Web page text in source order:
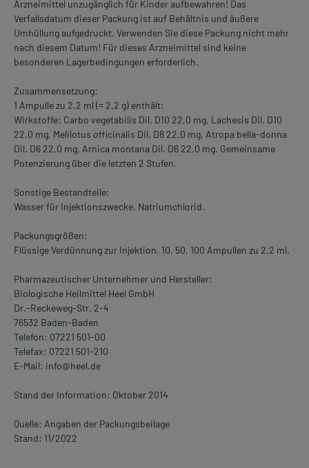
Arzneimittel unzugänglich für Kinder aufbewahren! Das
Verfallsdatum dieser Packung ist auf Behältnis und äußere
Umhüllung aufgedruckt. Verwenden Sie diese Packung nicht mehr
nach diesem Datum! Für dieses Arzneimittel sind keine
besonderen Lagerbedingungen erforderlich.
Zusammensetzung:
1 Ampulle zu 2,2 ml (= 2,2 g) enthält:
Wirkstoffe: Carbo vegetabilis Dil. D10 22,0 mg, Lachesis Dil. D10
22,0 mg, Melilotus officinalis Dil. D8 22,0 mg, Atropa bella-donna
Dil. D6 22,0 mg, Arnica montana Dil. D6 22,0 mg. Gemeinsame
Potenzierung über die letzten 2 Stufen.
Sonstige Bestandteile:
Wasser für Injektionszwecke, Natriumchlorid.
Packungsgrößen:
Flüssige Verdünnung zur Injektion. 10, 50, 100 Ampullen zu 2,2 ml.
Pharmazeutischer Unternehmer und Hersteller:
Biologische Heilmittel Heel GmbH
Dr.-Reckeweg-Str. 2-4
76532 Baden-Baden
Telefon: 07221 501-00
Telefax: 07221 501-210
E-Mail: info@heel.de
Stand der Information: Oktober 2014
Quelle: Angaben der Packungsbeilage
Stand: 11/2022